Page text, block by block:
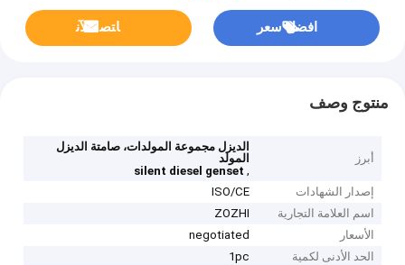
افضل سعر ﺎﺘﺼﻟ ﺍﻶﻧ
منتوج وصف
أبرز
الديزل مجموعة المولدات، صامتة الديزل
المولد
,
silent diesel genset
إصدار الشهادات
ISO/CE
اسم العلامة التجارية
ZOZHI
الأسعار
negotiated
الحد الأدنى لكمية
1pc